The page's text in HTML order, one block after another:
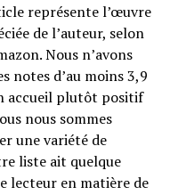
représente l’œuvre
de l’auteur, selon
Nous n’avons
notes d’au moins 3,9
accueil plutôt positif
nous sommes
une variété de
liste ait quelque
lecteur en matière de